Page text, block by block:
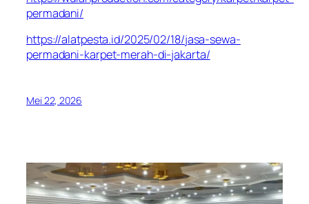
permadani/
https://alatpesta.id/2025/02/18/jasa-sewa-
permadani-karpet-merah-di-jakarta/
Mei 22, 2026